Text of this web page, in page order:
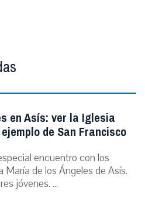
en Asís: ver la Iglesia
de San Francisco
encuentro con los
de los Ángeles de Asís.
jóvenes. ...